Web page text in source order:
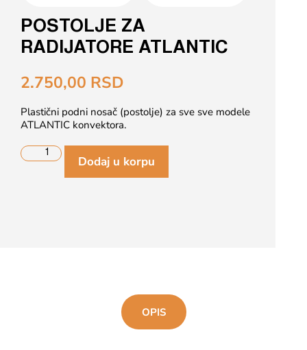
POSTOLJE ZA
RADIJATORE ATLANTIC
2.750,00 RSD
Plastični podni nosač (postolje) za sve sve modele
ATLANTIC konvektora.
Dodaj u korpu
OPIS